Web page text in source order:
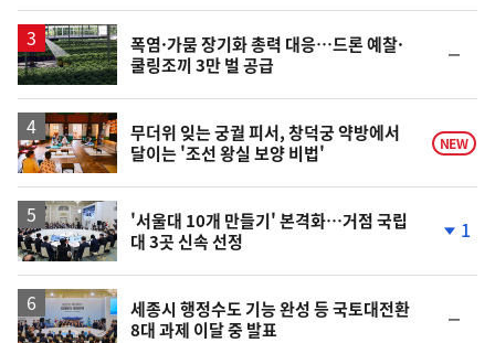
일
폭염·가뭄 장기화 총력 대응…드론 예찰·
쿨링조끼 3만 벌 공급
일
무더위 잊는 궁궐 피서, 창덕궁 약방에서
달이는 '조선 왕실 보양 비법'
NEW
'서울대 10개 만들기' 본격화…거점 국립
대 3곳 신속 선정
1
세종시 행정수도 기능 완성 등 국토대전환
8대 과제 이달 중 발표